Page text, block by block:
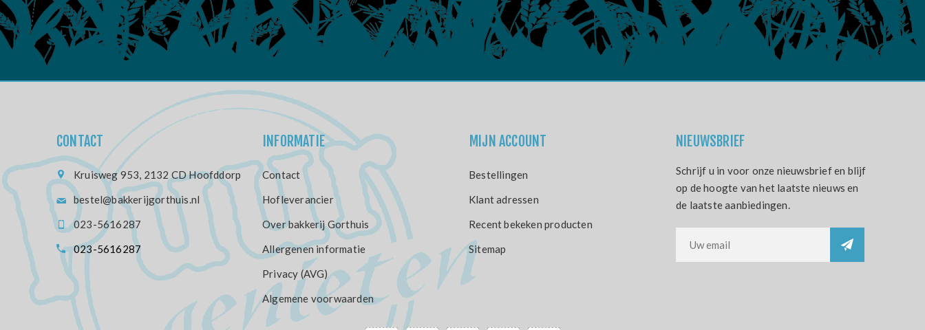
CONTACT
Kruisweg 953, 2132 CD Hoofddorp
bestel@bakkerijgorthuis.nl
023-5616287
023-5616287
INFORMATIE
Contact
Hofleverancier
Over bakkerij Gorthuis
Allergenen informatie
Privacy (AVG)
Algemene voorwaarden
MIJN ACCOUNT
Bestellingen
Klant adressen
Recent bekeken producten
Sitemap
NIEUWSBRIEF
Schrijf u in voor onze nieuwsbrief en blijf
op de hoogte van het laatste nieuws en
de laatste aanbiedingen.